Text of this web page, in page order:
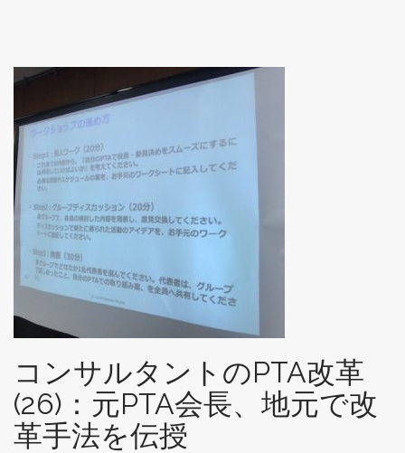
コンサルタントのPTA改革
(26)：元PTA会長、地元で改
革手法を伝授